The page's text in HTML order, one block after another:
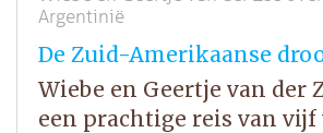
Argentinië
De Zuid-Amerikaanse
Wiebe en Geertje van der
een prachtige reis van vijf